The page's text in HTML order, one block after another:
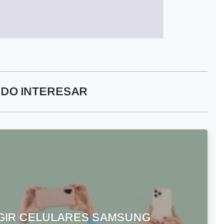
INTERESAR
CELULARES SAMSUNG